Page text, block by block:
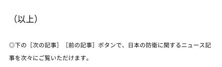
（以上）
◎下の［次の記事］［前の記事］ボタンで、日本の防衛に関するニュース記
事を次々にご覧いただけます。